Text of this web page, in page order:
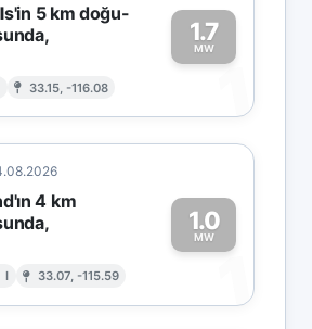
5 km doğu-
33.15, -116.08
1.7
MW
1
4 km
I 33.07, -115.59
1.0
MW
1